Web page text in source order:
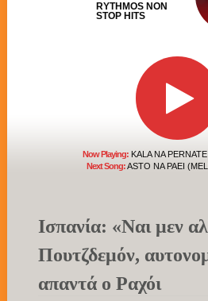
RYTHMOS NON
STOP HITS
Now Playing:KALA NA
Next Song:ASTO NA PAEI
Ισπανία: «Ναι μεν
Πουτζδεμόν,
απαντά ο Ραχόι